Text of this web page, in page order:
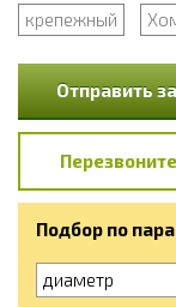
крепежный
Отправить
Подбор по
диаметр